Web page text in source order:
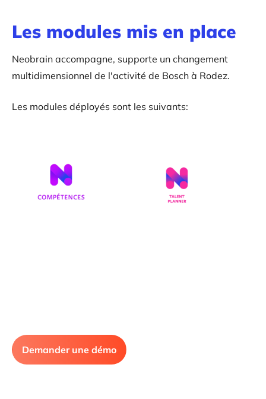
Les modules mis en place
Neobrain accompagne, supporte un changement
multidimensionnel de l'activité de Bosch à Rodez.
Les modules déployés sont les suivants:
Demander une démo